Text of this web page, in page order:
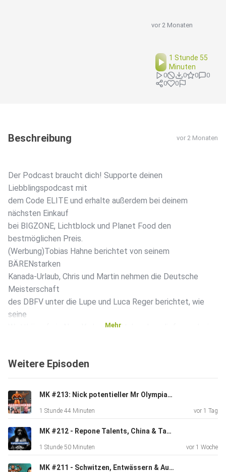
vor 2 Monaten
1 Stunde 55
Minuten
0 0 0
0
0
0
Beschreibung vor 2 Monaten
Der Podcast braucht dich! Supporte deinen
Liebblingspodcast mit
dem Code ELITE und erhalte außerdem bei deinem
nächsten Einkauf
bei BIGZONE, Lichtblock und Planet Food den
bestmöglichen Preis.
(Werbung)Tobias Hahne berichtet von seinem
BÄRENstarken
Kanada-Urlaub, Chris und Martin nehmen die Deutsche
Meisterschaft
des DBFV unter die Lupe und Luca Reger berichtet, wie
seine
Wettkämpfe in New York und Pittsburgh verliefen und wie
Trennung
anschließend, wie die Enhanced Games einzuschätzen sind
und ob
die Männer sich für die Wissenschaft zur Verfügung stellen
würden.Disclaimer: Die Inhalte dieses Kanals enthalten
keine
oder
Mehr
Weitere Episoden
MK #213: Nick potentieller Mr Olympia? Was fehlt bei Tim? MICHI | DOM | MARTIN
1 Stunde 44 Minuten vor 1 Tag
MK #212 - Repone Talents, China & Tampa | MICHI | CHRIS | MARTIN
1 Stunde 50 Minuten vor 1 Woche
MK #211 - Schwitzen, Entwässern & Aufklären | JUSTIN | CHRIS | FLO | DOM | MARTIN